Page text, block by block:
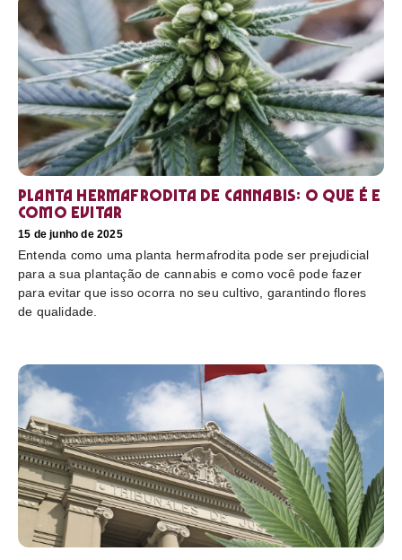
Planta hermafrodita de cannabis: O que é e
como evitar
15 de junho de 2025
Entenda como uma planta hermafrodita pode ser prejudicial
para a sua plantação de cannabis e como você pode fazer
para evitar que isso ocorra no seu cultivo, garantindo flores
de qualidade.